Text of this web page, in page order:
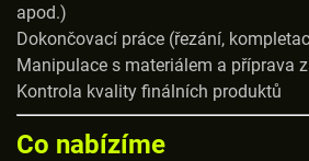
apod.)
Dokončovací práce (řezání,
Manipulace s materiálem a příprava
Kontrola kvality finálních produktů
Co nabízíme